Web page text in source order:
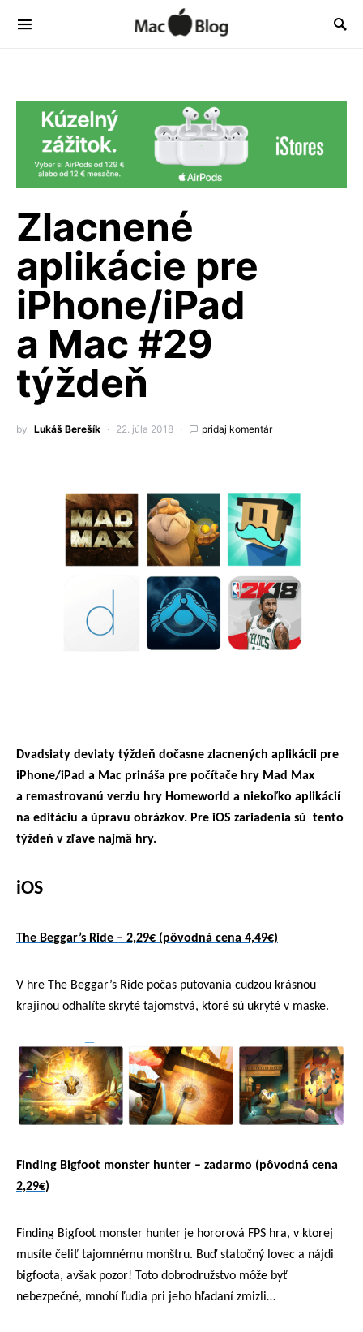
Zlacnené
aplikácie pre
iPhone/iPad
a Mac #29
týždeň
by Lukáš Berešík 22. júla 2018 pridaj komentár
Dvadsiaty deviaty týždeň dočasne zlacnených aplikácii pre
iPhone/iPad a Mac prináša pre počítače hry Mad Max
a remastrovanú verziu hry Homeworld a niekoľko aplikácií
na editáciu a úpravu obrázkov. Pre iOS zariadenia sú tento
týždeň v zľave najmä hry.
iOS
The Beggar’s Ride – 2,29€ (pôvodná cena 4,49€)
V hre The Beggar’s Ride počas putovania cudzou krásnou
krajinou odhalíte skryté tajomstvá, ktoré sú ukryté v maske.
Finding Bigfoot monster hunter – zadarmo (pôvodná cena
2,29€)
Finding Bigfoot monster hunter je hororová FPS hra, v ktorej
musíte čeliť tajomnému monštru. Buď statočný lovec a nájdi
bigfoota, avšak pozor! Toto dobrodružstvo môže byť
nebezpečné, mnohí ľudia pri jeho hľadaní zmizli…